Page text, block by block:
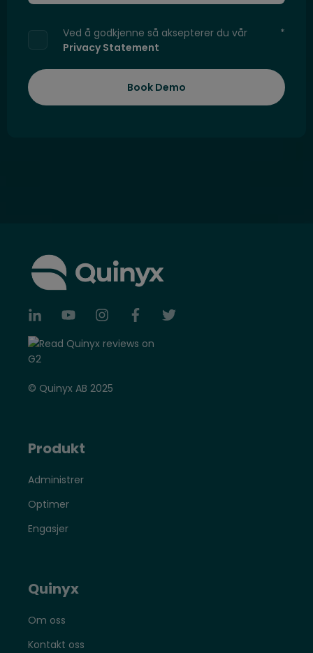
Ved å godkjenne så aksepterer du vår
Privacy Statement
*
© Quinyx AB 2025
Produkt
Administrer
Optimer
Engasjer
Quinyx
Om oss
Kontakt oss